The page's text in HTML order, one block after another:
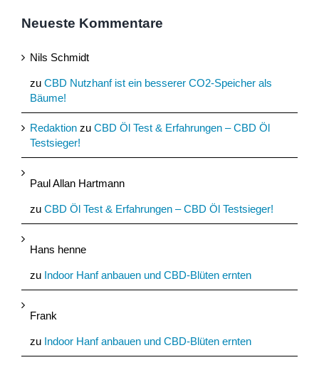
Neueste Kommentare
Nils Schmidt
zu CBD Nutzhanf ist ein besserer CO2-Speicher als
Bäume!
Redaktion zu CBD Öl Test & Erfahrungen – CBD Öl
Testsieger!
Paul Allan Hartmann
zu CBD Öl Test & Erfahrungen – CBD Öl Testsieger!
Hans henne
zu Indoor Hanf anbauen und CBD-Blüten ernten
Frank
zu Indoor Hanf anbauen und CBD-Blüten ernten